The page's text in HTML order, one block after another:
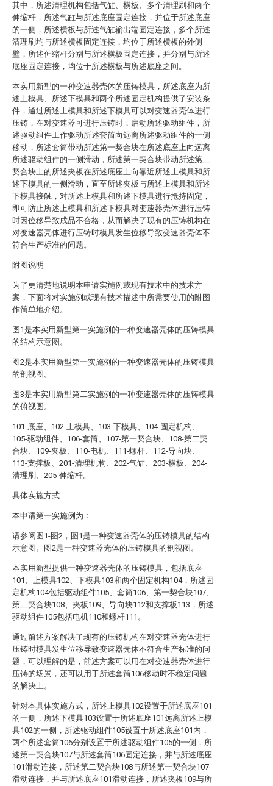
其中，所述清理机构包括气缸、横板、多个清理刷和两个
伸缩杆，所述气缸与所述底座固定连接，并位于所述底座
的一侧，所述横板与所述气缸输出端固定连接，多个所述
清理刷均与所述横板固定连接，均位于所述横板的外侧
壁，所述伸缩杆分别与所述横板固定连接，并分别与所述
底座固定连接，均位于所述横板与所述底座之间。
本实用新型的一种变速器壳体的压铸模具，所述底座为所
述上模具、所述下模具和两个所述固定机构提供了安装条
件，通过所述上模具和所述下模具可以对变速器壳体进行
压铸，在对变速器可进行压铸时，启动所述驱动组件，所
述驱动组件工作驱动所述套筒向远离所述驱动组件的一侧
移动，所述套筒带动所述第一契合块在所述底座上向远离
所述驱动组件的一侧滑动，所述第一契合块带动所述第二
契合块上的所述夹板在所述底座上向靠近所述上模具和所
述下模具的一侧滑动，直至所述夹板与所述上模具和所述
下模具接触，对所述上模具和所述下模具进行抵持固定，
即可防止所述上模具和所述下模具对变速器壳体进行压铸
时因位移导致成品不合格，从而解决了现有的压铸机构在
对变速器壳体进行压铸时模具发生位移导致变速器壳体不
符合生产标准的问题。
附图说明
为了更清楚地说明本申请实施例或现有技术中的技术方
案，下面将对实施例或现有技术描述中所需要使用的附图
作简单地介绍。
图1是本实用新型第一实施例的一种变速器壳体的压铸模具
的结构示意图。
图2是本实用新型第一实施例的一种变速器壳体的压铸模具
的剖视图。
图3是本实用新型第二实施例的一种变速器壳体的压铸模具
的俯视图。
101-底座、102-上模具、103-下模具、104-固定机构、
105-驱动组件、106-套筒、107-第一契合块、108-第二契
合块、109-夹板、110-电机、111-螺杆、112-导向块、
113-支撑板、201-清理机构、202-气缸、203-横板、204-
清理刷、205-伸缩杆。
具体实施方式
本申请第一实施例为：
请参阅图1-图2，图1是一种变速器壳体的压铸模具的结构
示意图。图2是一种变速器壳体的压铸模具的剖视图。
本实用新型提供一种变速器壳体的压铸模具，包括底座
101、上模具102、下模具103和两个固定机构104，所述固
定机构104包括驱动组件105、套筒106、第一契合块107、
第二契合块108、夹板109、导向块112和支撑板113，所述
驱动组件105包括电机110和螺杆111。
通过前述方案解决了现有的压铸机构在对变速器壳体进行
压铸时模具发生位移导致变速器壳体不符合生产标准的问
题，可以理解的是，前述方案可以用在对变速器壳体进行
压铸的场景，还可以用于所述套筒106移动时不稳定问题
的解决上。
针对本具体实施方式，所述上模具102设置于所述底座101
的一侧，所述下模具103设置于所述底座101远离所述上模
具102的一侧，所述驱动组件105设置于所述底座101内，
两个所述套筒106分别设置于所述驱动组件105的一侧，所
述第一契合块107与所述套筒106固定连接，并与所述底座
101滑动连接，所述第二契合块108与所述第一契合块107
滑动连接，并与所述底座101滑动连接，所述夹板109与所